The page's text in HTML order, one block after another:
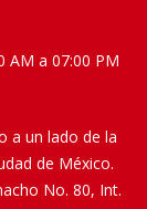
AM a 07:00 PM
a un lado de la
de México.
No. 80, Int.